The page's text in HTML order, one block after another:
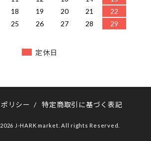
18 19 20 21
22
25 26 27 28
29
定休日
リシー / 特定商取引に基づく表記
J-HARK market. All rights Reserved.